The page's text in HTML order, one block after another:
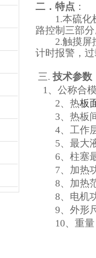
二． 特点 ：
1.本硫化
路控制 三部
2.触摸屏
计时报警，
三. 技术参数
1 、公称合
2、 热板
3、热板
4、工作
5、最大
6、柱塞
7、加热
8、 加热
8、电机
9、 外形
10、重量